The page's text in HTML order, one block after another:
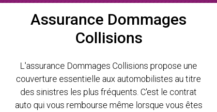
Assurance Dommages
Collisions
L'assurance Dommages Collisions propose une
couverture essentielle aux automobilistes au titre
des sinistres les plus fréquents. C'est le contrat
auto qui vous rembourse même lorsque vous êtes